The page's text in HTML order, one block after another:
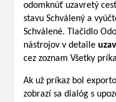
odomknúť uzavretý
stavu Schválený a
Schválené. Tlačidlo
nástrojov v detaile
cez zoznam Všetky
Ak už príkaz bol
zobrazí sa dialóg s